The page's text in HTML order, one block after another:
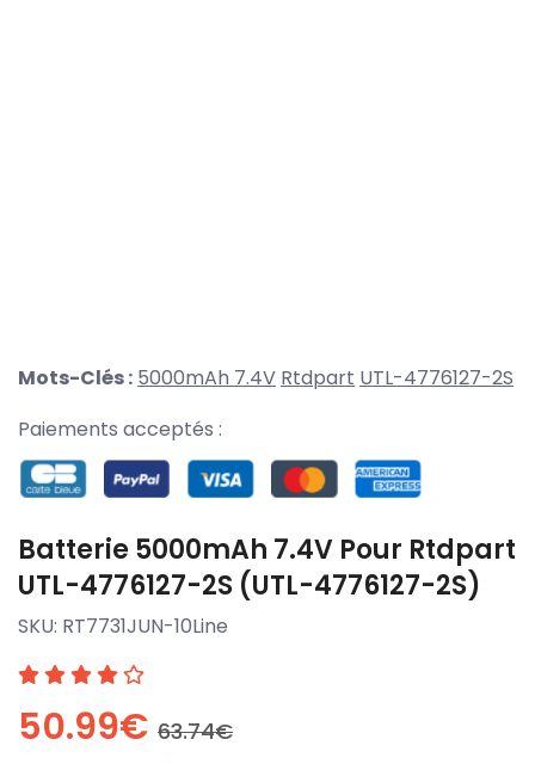
Mots-Clés : 5000mAh 7.4V Rtdpart UTL-4776127-2S
Paiements acceptés :
Batterie 5000mAh 7.4V Pour Rtdpart
UTL-4776127-2S (UTL-4776127-2S)
SKU: RT7731JUN-10Line
50.99€ 63.74€